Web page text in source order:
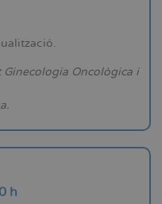
Oncològica i
h